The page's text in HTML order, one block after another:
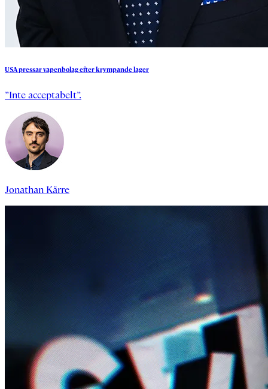
USApressarvapenbolagefterkrympandelager
”Inte acceptabelt”.
Jonathan Kärre